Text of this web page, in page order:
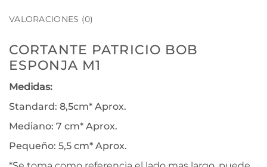
VALORACIONES (0)
CORTANTE PATRICIO BOB
ESPONJA M1
Medidas:
Standard: 8,5cm* Aprox.
Mediano: 7 cm* Aprox.
Pequeño: 5,5 cm* Aprox.